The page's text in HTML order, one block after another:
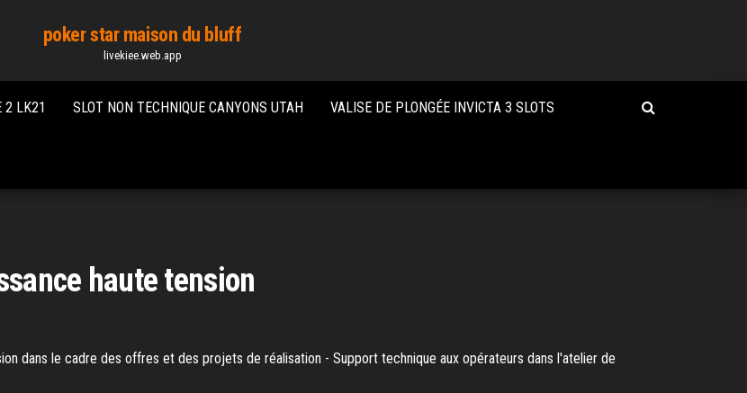
poker star maison du bluff
livekiee.web.app
2 LK21 SLOT NON TECHNIQUE CANYONS UTAH VALISE DE PLONGÉE INVICTA 3 SLOTS
haute tension
dans le cadre des offres et des projets de réalisation - Support technique aux opérateurs dans l'atelier de